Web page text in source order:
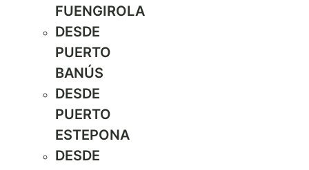
FUENGIROLA
DESDE
PUERTO
BANÚS
DESDE
PUERTO
ESTEPONA
DESDE